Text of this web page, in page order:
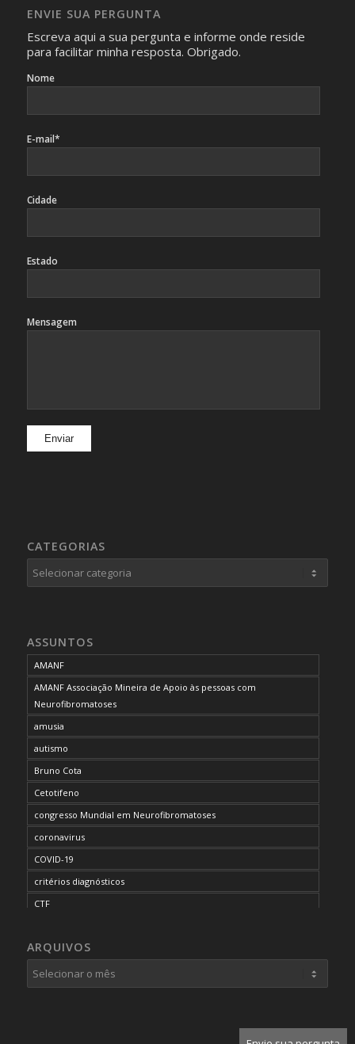
identificação da pessoa fotografada.
ENVIE SUA PERGUNTA
Escreva aqui a sua pergunta e informe onde reside
para facilitar minha resposta. Obrigado.
Nome
E-mail*
Cidade
Estado
Mensagem
CATEGORIAS
Categorias
ASSUNTOS
AMANF
AMANF Associação Mineira de Apoio às pessoas com
Neurofibromatoses
amusia
autismo
Bruno Cota
Cetotifeno
congresso Mundial em Neurofibromatoses
coronavirus
COVID-19
critérios diagnósticos
CTF
desordem do processamento auditivo
diagnóstico
ARQUIVOS